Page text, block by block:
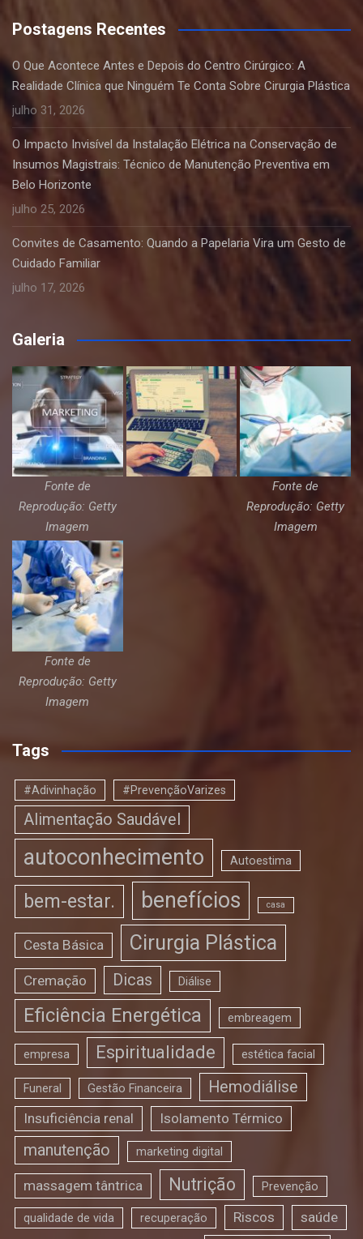
Postagens Recentes
O Que Acontece Antes e Depois do Centro Cirúrgico: A
Realidade Clínica que Ninguém Te Conta Sobre Cirurgia Plástica
julho 31, 2026
O Impacto Invisível da Instalação Elétrica na Conservação de
Insumos Magistrais: Técnico de Manutenção Preventiva em
Belo Horizonte
julho 25, 2026
Convites de Casamento: Quando a Papelaria Vira um Gesto de
Cuidado Familiar
julho 17, 2026
Galeria
Fonte de
Reprodução: Getty
Imagem
Fonte de
Reprodução: Getty
Imagem
Fonte de
Reprodução: Getty
Imagem
Tags
#Adivinhação #PrevençãoVarizes
Alimentação Saudável
autoconhecimento Autoestima
bem-estar. benefícios casa
Cesta Básica Cirurgia Plástica
Cremação Dicas Diálise
Eficiência Energética embreagem
empresa Espiritualidade estética facial
Funeral Gestão Financeira Hemodiálise
Insuficiência renal Isolamento Térmico
manutenção marketing digital
massagem tântrica Nutrição Prevenção
qualidade de vida recuperação Riscos saúde